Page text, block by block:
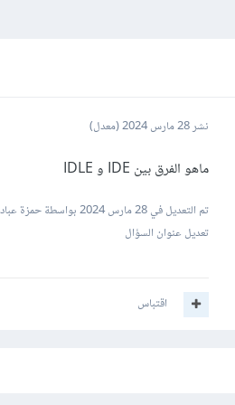
نشر28 مارس 2024 (معدل)
ماهو الفرق بين IDE و IDLE
تم التعديل في28 مارس 2024
بواسطة حمزة عباد
تعديل عنوان السؤال
اقتباس